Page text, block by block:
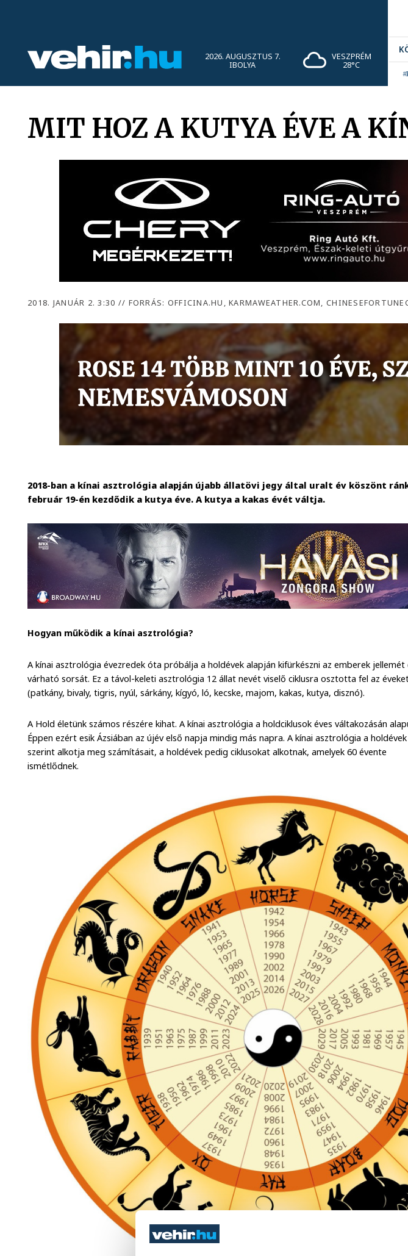
2026. AUGUSZTUS 7.
IBOLYA
VESZPRÉM
28°C
MIT HOZ A KUTYA ÉVE A
2018. JANUÁR 2. 3:30 // FORRÁS: OFFICINA.HU, KARMAWEATHER.COM,
2018-ban a kínai asztrológia alapján újabb állatövi jegy által uralt év köszönt
február 19-én kezdődik a kutya éve. A kutya a kakas évét váltja.
Hogyan működik a kínai asztrológia?
A kínai asztrológia évezredek óta próbálja a holdévek alapján kifürkészni az emberek jellemét
várható sorsát. Ez a távol-keleti asztrológia 12 állat nevét viselő ciklusra osztotta fel az
(patkány, bivaly, tigris, nyúl, sárkány, kígyó, ló, kecske, majom, kakas, kutya, disznó).
A Hold életünk számos részére kihat. A kínai asztrológia a holdciklusok éves váltakozásán
Éppen ezért esik Ázsiában az újév első napja mindig más napra. A kínai asztrológia a holdévek
szerint alkotja meg számításait, a holdévek pedig ciklusokat alkotnak, amelyek 60 évente
ismétlődnek.